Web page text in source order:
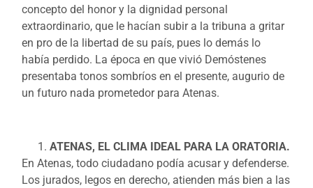
concepto del honor y la dignidad personal
extraordinario, que le hacían subir a la tribuna a gritar
en pro de la libertad de su país, pues lo demás lo
había perdido. La época en que vivió Demóstenes
presentaba tonos sombríos en el presente, augurio de
un futuro nada prometedor para Atenas.
ATENAS, EL CLIMA IDEAL PARA LA ORATORIA.
En Atenas, todo ciudadano podía acusar y defenderse.
Los jurados, legos en derecho, atienden más bien a las